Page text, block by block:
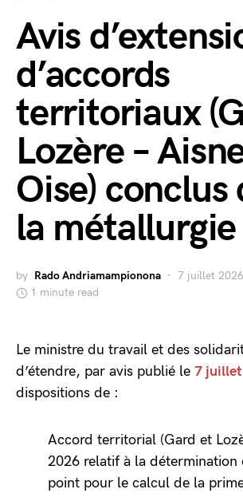
Avis
d’accords
territoriaux
Lozère –
Oise) conclus
la métallurgie
by Rado Andriamampionona
7 juillet 2026
1 minute read
Le ministre du travail et des
d’étendre, par avis publié le 7
dispositions de :
Accord territorial (Gard et
2026 relatif à la détermination
point pour le calcul de la